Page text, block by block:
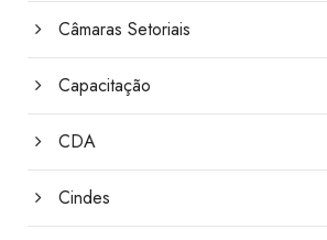
Câmaras Setoriais
Capacitação
CDA
Cindes